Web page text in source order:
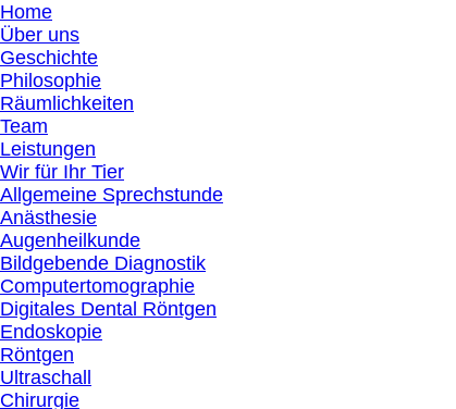
Home
Über uns
Geschichte
Philosophie
Räumlichkeiten
Team
Leistungen
Wir für Ihr Tier
Allgemeine Sprechstunde
Anästhesie
Augenheilkunde
Bildgebende Diagnostik
Computertomographie
Digitales Dental Röntgen
Endoskopie
Röntgen
Ultraschall
Chirurgie